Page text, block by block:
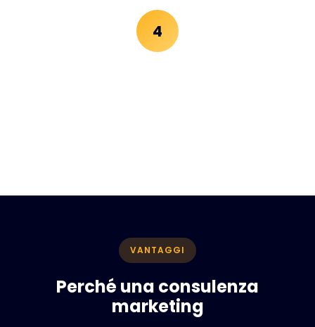
4
VANTAGGI
Perché una consulenza
marketing